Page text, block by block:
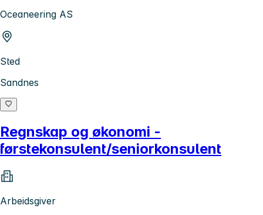
Oceaneering AS
Sted
Sandnes
Regnskap og økonomi -
førstekonsulent/seniorkonsulent
Arbeidsgiver